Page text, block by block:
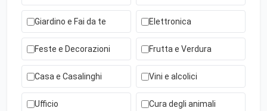
Giardino e Fai da te Elettronica
Feste e Decorazioni Frutta e Verdura
Casa e Casalinghi Vini e alcolici
Ufficio Cura degli animali